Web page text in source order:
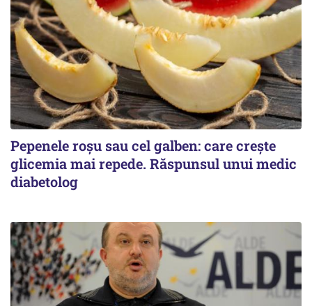
Pepenele roșu sau cel galben: care crește
glicemia mai repede. Răspunsul unui medic
diabetolog